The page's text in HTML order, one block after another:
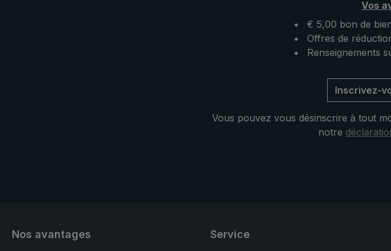
Vos
€ 5,00 bon de
Offres de
Renseignements
Inscrivez-
Vous pouvez vous désinscrire à tout
notre
Nos avantages Service